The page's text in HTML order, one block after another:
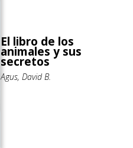
El libro de los
animales y sus
secretos
Agus, David B.